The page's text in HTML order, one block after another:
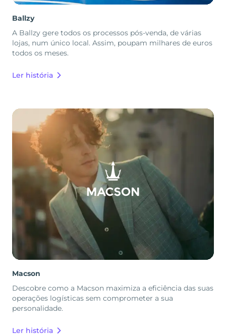
Ballzy
A Ballzy gere todos os processos pós-venda, de várias
lojas, num único local. Assim, poupam milhares de euros
todos os meses.
Ler história
Macson
Descobre como a Macson maximiza a eficiência das suas
operações logísticas sem comprometer a sua
personalidade.
Ler história